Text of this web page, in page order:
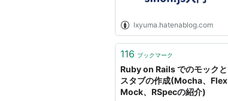
lxyuma.hatenablog.com
116 ブックマーク
Ruby on Rails でのモックと
スタブの作成(Mocha、Flex
Mock、RSpecの紹介)